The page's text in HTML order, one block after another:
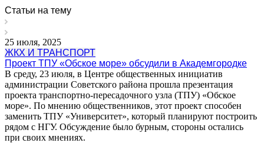
Статьи на тему
25 июля, 2025
ЖКХ И ТРАНСПОРТ
Проект ТПУ «Обское море» обсудили в Академгородке
В среду, 23 июля, в Центре общественных инициатив
администрации Советского района прошла презентация
проекта транспортно-пересадочного узла (ТПУ) «Обское
море». По мнению общественников, этот проект способен
заменить ТПУ «Университет», который планируют построить
рядом с НГУ. Обсуждение было бурным, стороны остались
при своих мнениях.